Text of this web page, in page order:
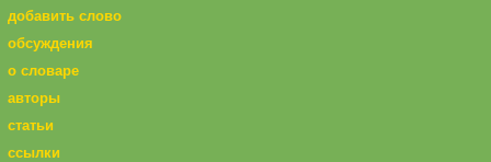
добавить слово
обсуждения
о словаре
авторы
статьи
ссылки